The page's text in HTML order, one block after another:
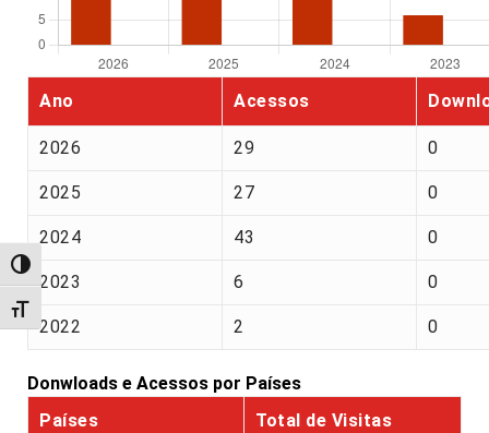
Alternar alto contraste
Alternar tamanho da fonte
Ano Acessos
2026 29 0
2025 27 0
2024 43 0
2023 6 0
2022 2 0
Donwloads e Acessos por Países
Países
Total de Visitas